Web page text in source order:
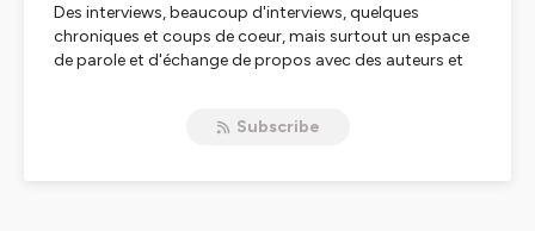
Des interviews, beaucoup d'interviews, quelques
chroniques et coups de coeur, mais surtout un espace
de parole et d'échange de propos avec des auteurs et
Subscribe